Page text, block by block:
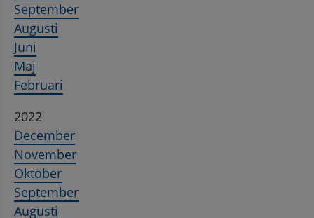
September
Augusti
Juni
Maj
Februari
2022
December
November
Oktober
September
Augusti